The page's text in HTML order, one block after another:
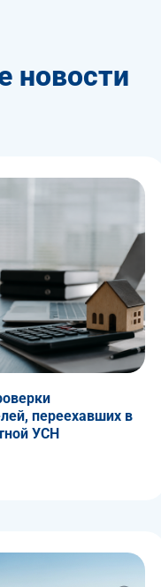
новости
переехавших в
УСН